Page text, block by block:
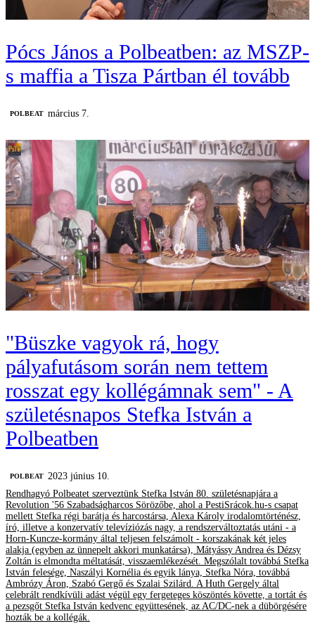
Pócs János a Polbeatben: az MSZP-
s maffia a Tisza Pártban él tovább
‎POLBEAT március 7.
"Büszke vagyok rá, hogy
pályafutásom során nem tettem
rosszat egy kollégámnak sem" - A
születésnapos Stefka István a
Polbeatben
‎POLBEAT 2023 június 10.
Rendhagyó Polbeatet szerveztünk Stefka István 80. születésnapjára a
Revolution '56 Szabadságharcos Sörözőbe, ahol a PestiSrácok.hu-s csapat
mellett Stefka régi barátja és harcostársa, Alexa Károly irodalomtörténész,
író, illetve a konzervatív televíziózás nagy, a rendszerváltoztatás utáni - a
Horn-Kuncze-kormány által teljesen felszámolt - korszakának két jeles
alakja (egyben az ünnepelt akkori munkatársa), Mátyássy Andrea és Dézsy
Zoltán is elmondta méltatását, visszaemlékezését. Megszólalt továbbá Stefka
István felesége, Naszályi Kornélia és egyik lánya, Stefka Nóra, továbbá
Ambrózy Áron, Szabó Gergő és Szalai Szilárd. A Huth Gergely által
celebrált rendkívüli adást végül egy fergeteges köszöntés követte, a tortát és
a pezsgőt Stefka István kedvenc együttesének, az AC/DC-nek a dübörgésére
hozták be a kollégák.